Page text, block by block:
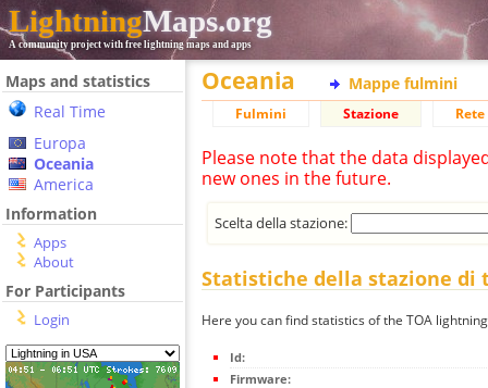
LightningMaps.org
A community project with free lightning maps and apps
Maps and statistics
Real Time
Europa
Oceania
America
Information
Apps
About
For Participants
Login
Oceania Mappe fulmini
Fulmini Stazione
Please note that the data
new ones in the future.
Scelta della stazione:
Statistiche della stazione di
Here you can find statistics of the TOA
Id:
Firmware: